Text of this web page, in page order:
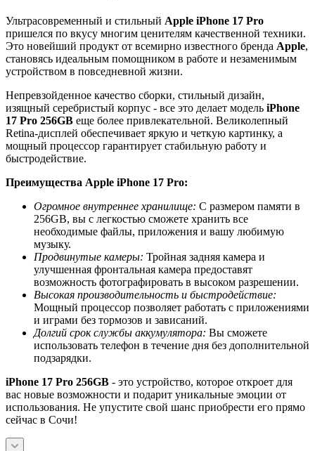
Ультрасовременный и стильный Apple iPhone 17 Pro
пришелся по вкусу многим ценителям качественной техники.
Это новейший продукт от всемирно известного бренда Apple,
становясь идеальным помощником в работе и незаменимым
устройством в повседневной жизни.
Непревзойденное качество сборки, стильный дизайн,
изящный серебристый корпус - все это делает модель iPhone
17 Pro 256GB еще более привлекательной. Великолепный
Retina-дисплей обеспечивает яркую и четкую картинку, а
мощный процессор гарантирует стабильную работу и
быстродействие.
Преимущества Apple iPhone 17 Pro:
Огромное внутреннее хранилище: С размером памяти в
256GB, вы с легкостью сможете хранить все
необходимые файлы, приложения и вашу любимую
музыку.
Продвинутые камеры: Тройная задняя камера и
улучшенная фронтальная камера предоставят
возможность фотографировать в высоком разрешении.
Высокая производительность и быстродействие:
Мощный процессор позволяет работать с приложениями
и играми без тормозов и зависаний.
Долгий срок службы аккумулятора: Вы сможете
использовать телефон в течение дня без дополнительной
подзарядки.
iPhone 17 Pro 256GB - это устройство, которое откроет для
вас новые возможности и подарит уникальные эмоции от
использования. Не упустите свой шанс приобрести его прямо
сейчас в Сочи!